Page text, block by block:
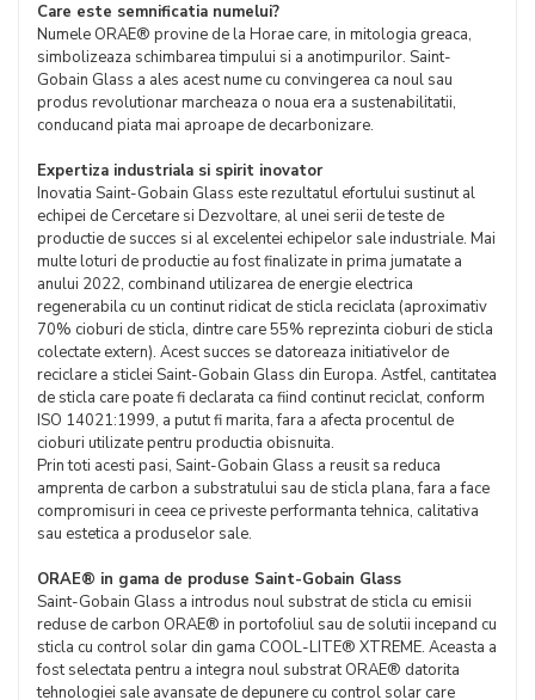
Care este semnificatia numelui?
Numele ORAE® provine de la Horae care, in mitologia greaca,
simbolizeaza schimbarea timpului si a anotimpurilor. Saint-
Gobain Glass a ales acest nume cu convingerea ca noul sau
produs revolutionar marcheaza o noua era a sustenabilitatii,
conducand piata mai aproape de decarbonizare.
Expertiza industriala si spirit inovator
Inovatia Saint-Gobain Glass este rezultatul efortului sustinut al
echipei de Cercetare si Dezvoltare, al unei serii de teste de
productie de succes si al excelentei echipelor sale industriale. Mai
multe loturi de productie au fost finalizate in prima jumatate a
anului 2022, combinand utilizarea de energie electrica
regenerabila cu un continut ridicat de sticla reciclata (aproximativ
70% cioburi de sticla, dintre care 55% reprezinta cioburi de sticla
colectate extern). Acest succes se datoreaza initiativelor de
reciclare a sticlei Saint-Gobain Glass din Europa. Astfel, cantitatea
de sticla care poate fi declarata ca fiind continut reciclat, conform
ISO 14021:1999, a putut fi marita, fara a afecta procentul de
cioburi utilizate pentru productia obisnuita.
Prin toti acesti pasi, Saint-Gobain Glass a reusit sa reduca
amprenta de carbon a substratului sau de sticla plana, fara a face
compromisuri in ceea ce priveste performanta tehnica, calitativa
sau estetica a produselor sale.
ORAE® in gama de produse Saint-Gobain Glass
Saint-Gobain Glass a introdus noul substrat de sticla cu emisii
reduse de carbon ORAE® in portofoliul sau de solutii incepand cu
sticla cu control solar din gama COOL-LITE® XTREME. Aceasta a
fost selectata pentru a integra noul substrat ORAE® datorita
tehnologiei sale avansate de depunere cu control solar care